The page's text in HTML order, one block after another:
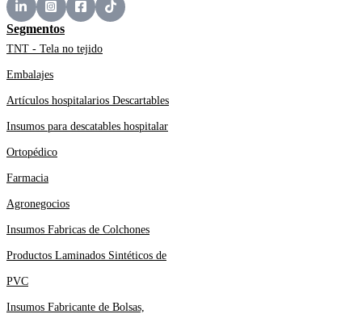
Segmentos
TNT - Tela no tejido
Embalajes
Artículos hospitalarios Descartables
Insumos para descatables hospitalar
Ortopédico
Farmacia
Agronegocios
Insumos Fabricas de Colchones
Productos Laminados Sintéticos de
PVC
Insumos Fabricante de Bolsas,